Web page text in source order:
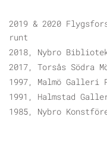
2019 & 2020
runt
2018, Nybro
2017, Torsås Södra
1997, Malmö Galleri
1991, Halmstad
1985, Nybro